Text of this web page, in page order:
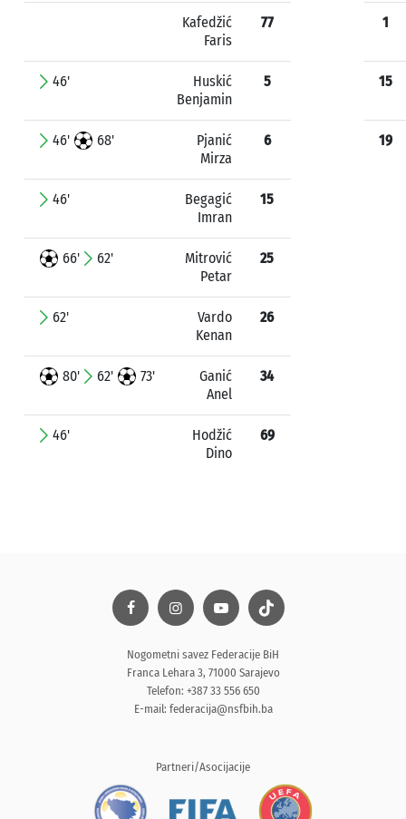
Kafedžić
Faris
77
46'
Huskić
Benjamin
5
46' 68'
Pjanić
Mirza
6
46'
Begagić
Imran
15
66' 62'
Mitrović
Petar
25
62'
Vardo
Kenan
26
80' 62' 73'
Ganić
Anel
34
46'
Hodžić
Dino
69
1
15
19
Nogometni savez Federacije BiH
Franca Lehara 3, 71000 Sarajevo
Telefon: +387 33 556 650
E-mail: federacija@nsfbih.ba
Partneri/Asocijacije